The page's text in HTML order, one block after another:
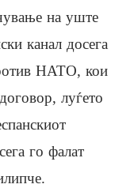
на уште
канал досега
НАТО, кои
луѓето
го фалат